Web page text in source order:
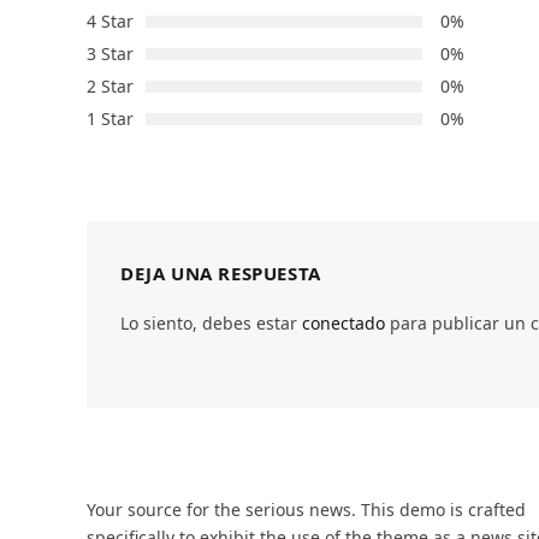
4 Star
0%
3 Star
0%
2 Star
0%
1 Star
0%
DEJA UNA RESPUESTA
Lo siento, debes estar conectado para publicar un
Your source for the serious news. This demo is crafted